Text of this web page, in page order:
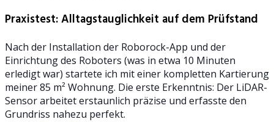
Praxistest: Alltagstauglichkeit auf dem Prüfstand
Nach der Installation der Roborock-App und der
Einrichtung des Roboters (was in etwa 10 Minuten
erledigt war) startete ich mit einer kompletten Kartierung
meiner 85 m² Wohnung. Die erste Erkenntnis: Der LiDAR-
Sensor arbeitet erstaunlich präzise und erfasste den
Grundriss nahezu perfekt.